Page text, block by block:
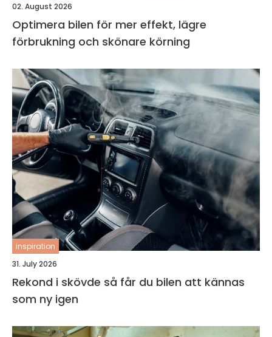
02. August 2026
Optimera bilen för mer effekt, lägre
förbrukning och skönare körning
inspiration
31. July 2026
Rekond i skövde så får du bilen att kännas
som ny igen